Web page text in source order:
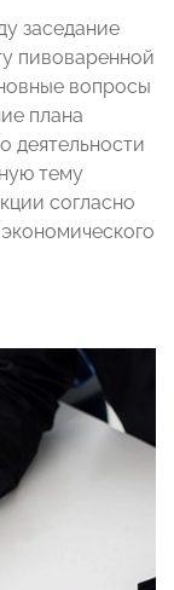
заседание
пивоваренной
вопросы
плана
деятельности
тему
согласно